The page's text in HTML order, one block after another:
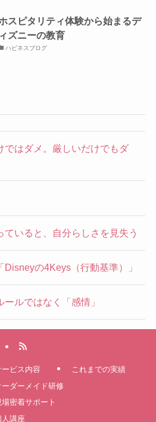
スピタリティ体験から始まるデ
ィズニーの教育
ハピネスブログ
ではダメ。厳しいだけでもダ
いると、自分らしさを見失う
の4Keys（行動基準）」
ルではなく「感情」
ービス内容
ーダーメイド研修
場密着サポート
人講座
これまでの実績